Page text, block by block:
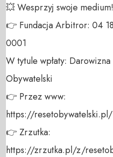
💥 Wesprzyj swoje medium!
👉 Fundacja Arbitror: 04
0001
W tytule wpłaty:
Obywatelski
👉 Przez www:
https://resetobywatelski.pl/
👉 Zrzutka:
https://zrzutka.pl/z/